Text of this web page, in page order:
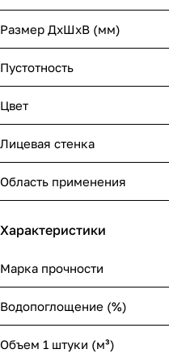
Размер ДхШхВ (мм)
Пустотность
Цвет
Лицевая стенка
Область применения
Характеристики
Марка прочности
Водопоглощение (%)
Объем 1 штуки (м³)